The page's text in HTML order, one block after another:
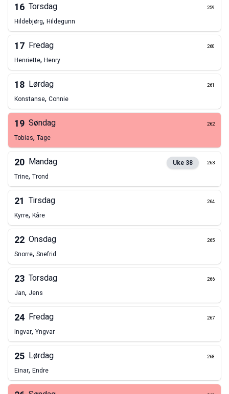
16 Torsdag 259
Hildebjørg, Hildegunn
17 Fredag 260
Henriette, Henry
18 Lørdag 261
Konstanse, Connie
19 Søndag 262
Tobias, Tage
20 Mandag Uke 38 263
Trine, Trond
21 Tirsdag 264
Kyrre, Kåre
22 Onsdag 265
Snorre, Snefrid
23 Torsdag 266
Jan, Jens
24 Fredag 267
Ingvar, Yngvar
25 Lørdag 268
Einar, Endre